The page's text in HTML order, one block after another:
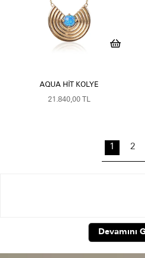
AQUA HIT KOLYE
21.840,00 TL
1 2
Devamını